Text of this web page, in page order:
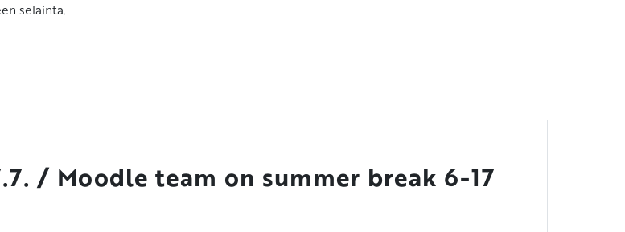
selainta.
/ Moodle team on summer break 6-17